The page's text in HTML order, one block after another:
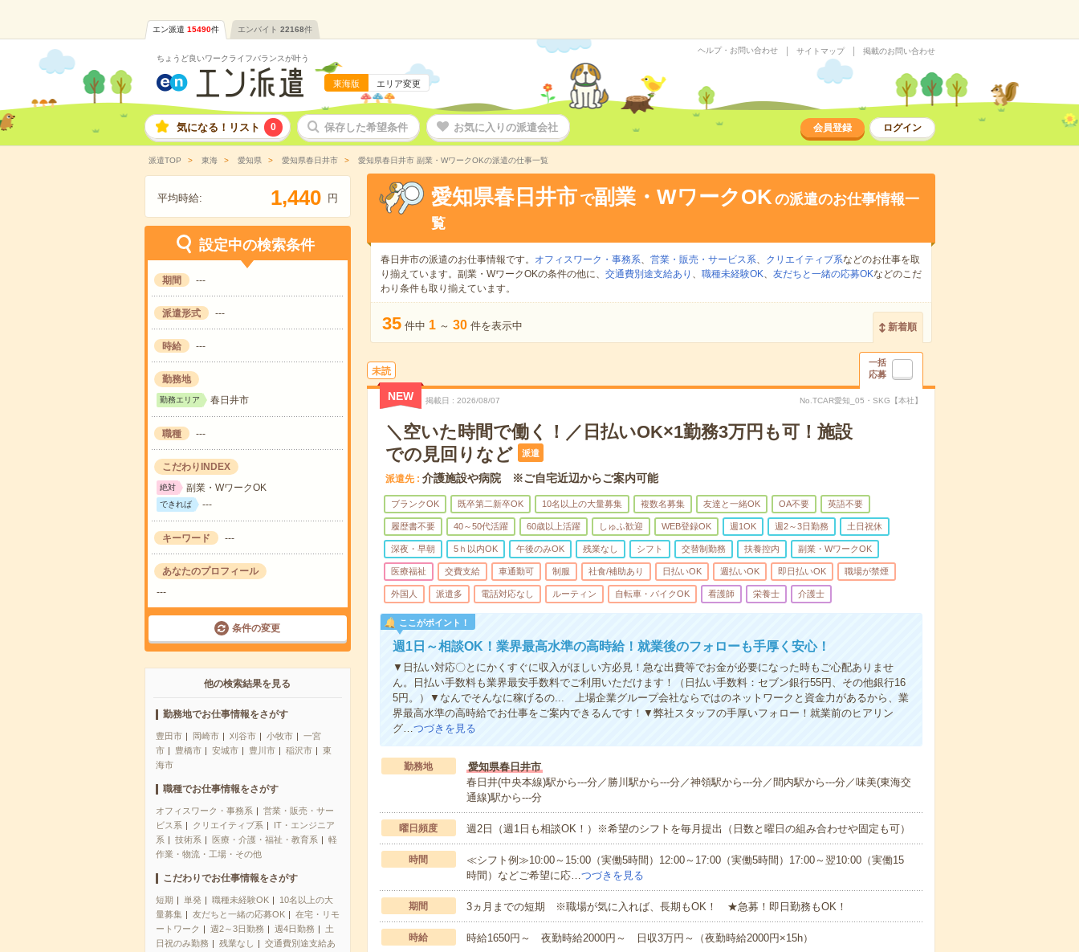
エン派遣 15490件 エンバイト 22168件
ちょうど良いワークライフバランスが叶う
東海版 エリア変更
ヘルプ・お問い合わせ サイトマップ 掲載のお問い合わせ
気になる！リスト 0 保存した希望条件 お気に入りの派遣会社 会員登録 ログイン
派遣TOP 東海 愛知県 愛知県春日井市 愛知県春日井市 副業・WワークOKの派遣の仕事一覧
平均時給: 1,440 円
設定中の検索条件
期間 ---
派遣形式 ---
時給 ---
勤務地
勤務エリア 春日井市
職種 ---
こだわりINDEX
絶対 副業・WワークOK
できれば ---
キーワード ---
あなたのプロフィール
---
条件の変更
他の検索結果を見る
勤務地でお仕事情報をさがす
豊田市 岡崎市 刈谷市 小牧市
一宮
市
豊橋市 安城市 豊川市 稲沢市
東
海市
職種でお仕事情報をさがす
オフィスワーク・事務系
営業・販売・サー
ビス系
クリエイティブ系
IT・エンジニア
系
技術系 医療・介護・福祉・教育系
軽
作業・物流・工場・その他
こだわりでお仕事情報をさがす
短期 単発 職種未経験OK
10名以上の大
量募集
友だちと一緒の応募OK
在宅・リモ
ートワーク
週2～3日勤務 週4日勤務
土
日祝のみ勤務
残業なし
交通費別途支給あ
愛知県春日井市 で副業・WワークOKの派遣のお仕事情報一
覧
春日井市の派遣のお仕事情報です。 オフィスワーク・事務系、 営業・販売・サービス系、 クリエイティブ系などのお仕事を取
り揃えています。副業・WワークOKの条件の他に、 交通費別途支給あり 、 職種未経験OK、 友だちと一緒の応募OKなどのこだ
わり条件も取り揃えています。
35 件中 1 ～ 30 件を表示中 新着順
未読
一括
応募
NEW 掲載日 2026/08/07 No.TCAR愛知_05・SKG【本社】
＼空いた時間で働く！／日払いOK×1勤務3万円も可！施設
での見回りなど
派遣
派遣先 介護施設や病院 ※ご自宅近辺からご案内可能
ブランクOK 既卒第二新卒OK 10名以上の大量募集 複数名募集 友達と一緒OK OA不要 英語不要
履歴書不要 40～50代活躍 60歳以上活躍 しゅふ歓迎 WEB登録OK 週1OK 週2～3日勤務 土日祝休
深夜・早朝 5ｈ以内OK 午後のみOK 残業なし シフト 交替制勤務 扶養控内 副業・WワークOK
医療福祉 交費支給 車通勤可 制服 社食/補助あり 日払いOK 週払いOK 即日払いOK 職場が禁煙
外国人 派遣多 電話対応なし ルーティン 自転車・バイクOK 看護師 栄養士 介護士
ここがポイント！
週1日～相談OK！業界最高水準の高時給！就業後のフォローも手厚く安心！
▼日払い対応〇とにかくすぐに収入がほしい方必見！急な出費等でお金が必要になった時もご心配ありませ
ん。日払い手数料も業界最安手数料でご利用いただけます！（日払い手数料：セブン銀行55円、その他銀行16
5円。）▼なんでそんなに稼げるの... 上場企業グループ会社ならではのネットワークと資金力があるから、業
界最高水準の高時給でお仕事をご案内できるんです！▼弊社スタッフの手厚いフォロー！就業前のヒアリン
グ…つづきを見る
勤務地
愛知県春日井市
春日井(中央本線)駅から---分／勝川駅から---分／神領駅から---分／間内駅から---分／味美(東海交
通線)駅から---分
曜日頻度 週2日（週1日も相談OK！）※希望のシフトを毎月提出（日数と曜日の組み合わせや固定も可）
時間
≪シフト例≫10:00～15:00（実働5時間）12:00～17:00（実働5時間）17:00～翌10:00（実働15
時間）などご希望に応…つづきを見る
期間 3ヵ月までの短期 ※職場が気に入れば、長期もOK！ ★急募！即日勤務もOK！
時給 時給1650円～ 夜勤時給2000円～ 日収3万円～（夜勤時給2000円×15h）